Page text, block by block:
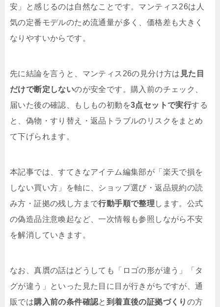
安」と感じるのは自然なことです。マンティス26は人
気の定番モデルのため流通量が多く、価格差も大きく
なりやすいからです。
先に結論を言うと、マンティス26の見分け方は 見た目
だけで断定しないのが安全です。購入前のチェック、
届いた後の確認、もしもの初動を3点セットで実行する
と、偽物・すり替え・返品トラブルのリスクをまとめ
て下げられます。
本記事では、すてきなアイテム編集部が「楽天で損を
しない買い方」を軸に、ショップ選び・返品規約の読
み方・証拠の残し方まで行動手順で整理 します。公式
の偽造品注意喚起など、一次情報も参照しながら不安
を解消していきます。
なお、真贋の話はどうしても「ロゴの形が違う」「タ
グが違う」といった見た目に目が行きがちですが、通
販では購入前の条件確認と 到着直後の証拠づくり の方